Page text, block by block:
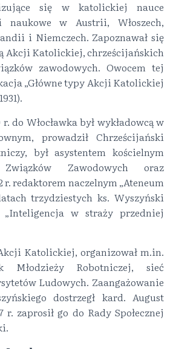
się w katolickiej nauce
naukowe w Austrii, Włoszech,
i Niemczech. Zapoznawał się
Akcji Katolickiej, chrześcijańskich
zawodowych. Owocem tej
„Główne typy Akcji Katolickiej
do Włocławka był wykładowcą w
prowadził Chrześcijański
był asystentem kościelnym
Związków Zawodowych oraz
r. redaktorem naczelnym „Ateneum
trzydziestych ks. Wyszyński
w straży przedniej
Katolickiej, organizował m.in.
Młodzieży Robotniczej, sieć
Ludowych. Zaangażowanie
dostrzegł kard. August
zaprosił go do Rady Społecznej